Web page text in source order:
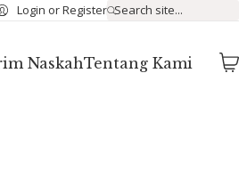
Login or Register Search site...
NaskahTentang Kami